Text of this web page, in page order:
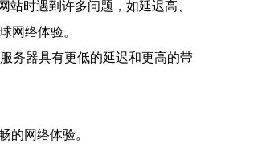
时遇到许多问题，如延迟高、
网络体验。
务器具有更低的延迟和更高的带
的网络体验。